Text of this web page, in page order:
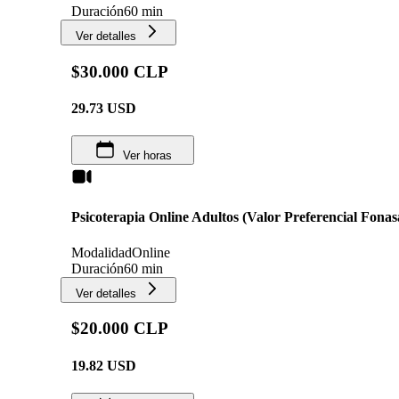
Duración60 min
Ver detalles
$30.000 CLP
29.73 USD
Ver horas
Psicoterapia Online Adultos (Valor Preferencial
ModalidadOnline
Duración60 min
Ver detalles
$20.000 CLP
19.82 USD